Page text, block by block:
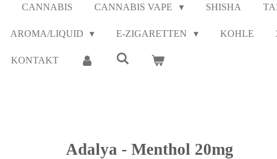
CANNABIS CANNABIS VAPE SHISHA
AROMA/LIQUID E-ZIGARETTEN KOHLE
KONTAKT
Adalya - Menthol 20mg